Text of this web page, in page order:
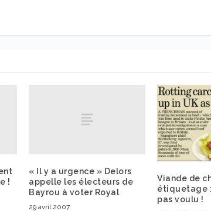
!
« Il y a urgence » Delors
appelle les électeurs de
Bayrou à voter Royal
29 avril 2007
Viande de
étiquetage :
pas voulu !